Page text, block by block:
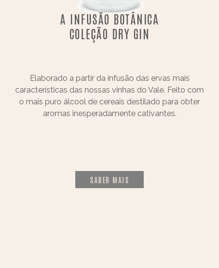
A INFUSÃO BOTÂNICA
COLEÇÃO DRY GIN
Elaborado a partir da infusão das ervas mais
características das nossas vinhas do Vale. Feito com
o mais puro álcool de cereais destilado para obter
aromas inesperadamente cativantes.
SABER MAIS